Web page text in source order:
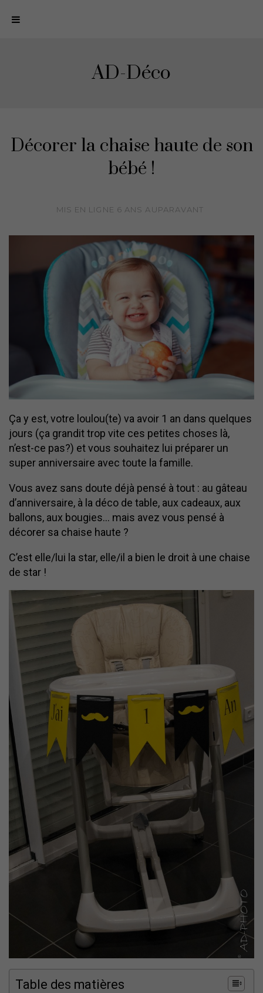
N
o
n
AD-Déco
Décorer la chaise haute de son
bébé !
MIS EN LIGNE 6 ANS AUPARAVANT
Ça y est, votre loulou(te) va avoir 1 an dans quelques
jours (ça grandit trop vite ces petites choses là,
n’est-ce pas?) et vous souhaitez lui préparer un
super anniversaire avec toute la famille.
Vous avez sans doute déjà pensé à tout : au gâteau
d’anniversaire, à la déco de table, aux cadeaux, aux
ballons, aux bougies… mais avez vous pensé à
décorer sa chaise haute ?
C’est elle/lui la star, elle/il a bien le droit à une chaise
de star !
Table des matières